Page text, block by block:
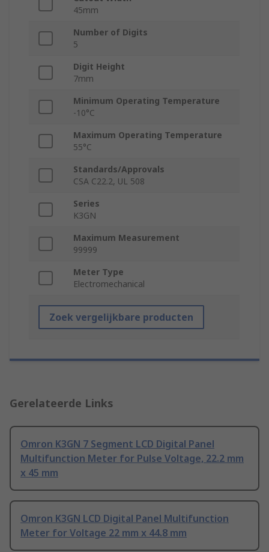
45mm
Number of Digits
5
Digit Height
7mm
Minimum Operating Temperature
-10°C
Maximum Operating Temperature
55°C
Standards/Approvals
CSA C22.2, UL 508
Series
K3GN
Maximum Measurement
99999
Meter Type
Electromechanical
Zoek vergelijkbare producten
Gerelateerde Links
Omron K3GN 7 Segment LCD Digital Panel
Multifunction Meter for Pulse Voltage, 22.2 mm
x 45 mm
Omron K3GN LCD Digital Panel Multifunction
Meter for Voltage 22 mm x 44.8 mm